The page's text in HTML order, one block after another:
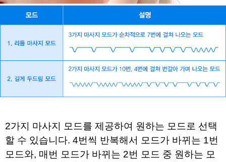
2가지 마사지 모드를 제공하여 원하는 모드로 선택
할 수 있습니다. 4번씩 반복해서 모드가 바뀌는 1번
모드와, 매번 모드가 바뀌는 2번 모드 중 원하는 모